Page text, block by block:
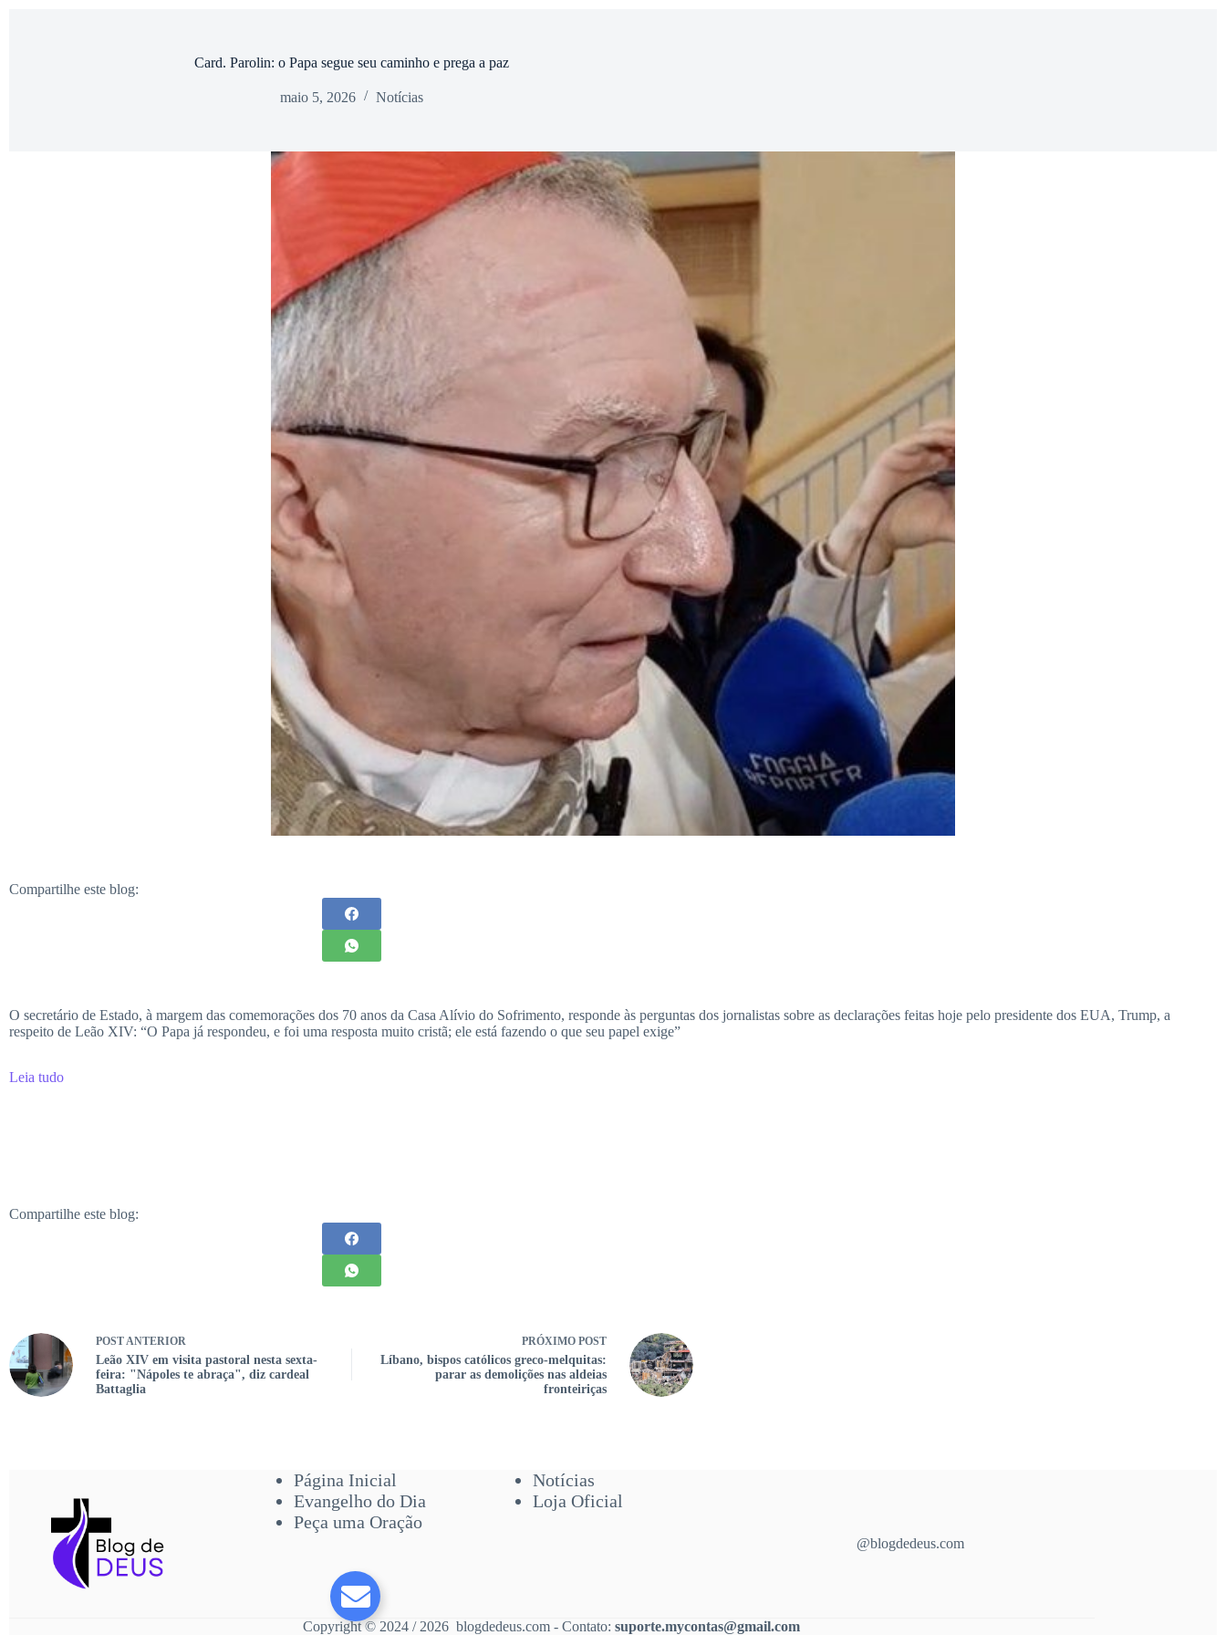
Card. Parolin: o Papa segue seu caminho e prega a paz
maio 5, 2026 Notícias
Compartilhe este blog:
O secretário de Estado, à margem das comemorações dos 70 anos da Casa Alívio do Sofrimento, responde às perguntas dos jornalistas sobre as declarações feitas hoje pelo presidente dos EUA, Trump, a
respeito de Leão XIV: “O Papa já respondeu, e foi uma resposta muito cristã; ele está fazendo o que seu papel exige”
Leia tudo
Compartilhe este blog:
POSTANTERIOR
Leão XIV em visita pastoral nesta sexta-
feira: "Nápoles te abraça", diz cardeal
Battaglia
PRÓXIMO POST
Líbano, bispos católicos greco-melquitas:
parar as demolições nas aldeias
fronteiriças
Página Inicial
Evangelho do Dia
Peça uma Oração
Notícias
Loja Oficial
@blogdedeus.com
Copyright © 2024 / 2026 blogdedeus.com - Contato:suporte.mycontas@gmail.com